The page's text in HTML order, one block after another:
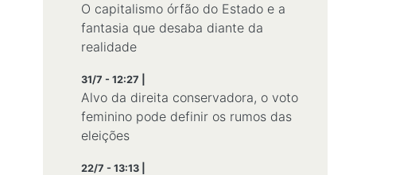
O capitalismo órfão do Estado e a
fantasia que desaba diante da
realidade
31/7 - 12:27 |
Alvo da direita conservadora, o voto
feminino pode definir os rumos das
eleições
22/7 - 13:13 |